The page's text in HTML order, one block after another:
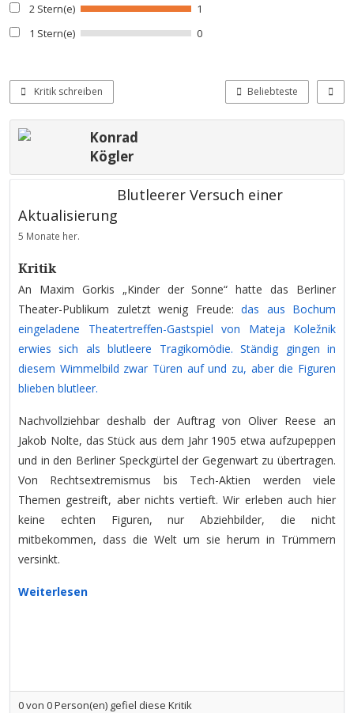
2 Stern(e)
1
1 Stern(e)
0
Kritik schreiben Beliebteste
Konrad
Kögler
Blutleerer Versuch einer
Aktualisierung
5 Monate her.
Kritik
An Maxim Gorkis „Kinder der Sonne“ hatte das Berliner
Theater-Publikum zuletzt wenig Freude: das aus Bochum
eingeladene Theatertreffen-Gastspiel von Mateja Koležnik
erwies sich als blutleere Tragikomödie. Ständig gingen in
diesem Wimmelbild zwar Türen auf und zu, aber die Figuren
blieben blutleer.
Nachvollziehbar deshalb der Auftrag von Oliver Reese an
Jakob Nolte, das Stück aus dem Jahr 1905 etwa aufzupeppen
und in den Berliner Speckgürtel der Gegenwart zu übertragen.
Von Rechtsextremismus bis Tech-Aktien werden viele
Themen gestreift, aber nichts vertieft. Wir erleben auch hier
keine echten Figuren, nur Abziehbilder, die nicht
mitbekommen, dass die Welt um sie herum in Trümmern
versinkt.
Weiterlesen
0von 0Person(en) gefiel diese Kritik